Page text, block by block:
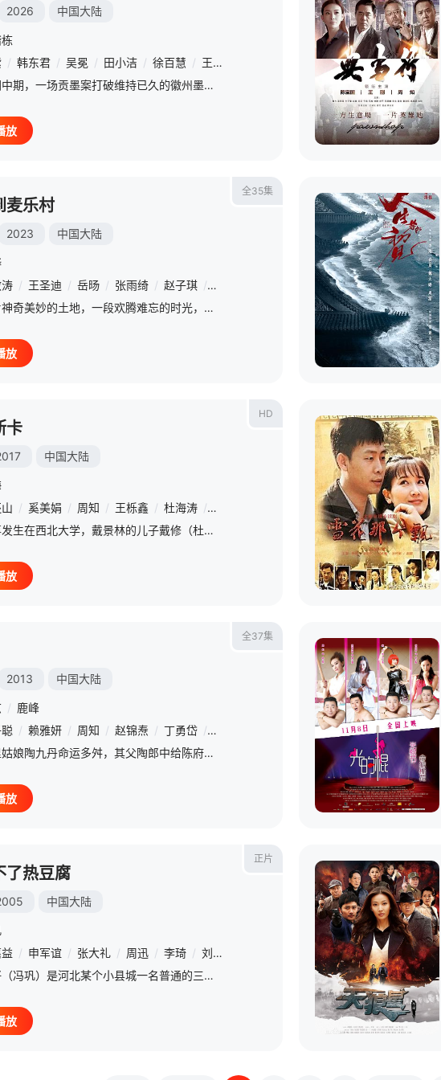
2026 中国大陆
/ 韩东君 / 吴冕 / 田小洁 / 徐百慧 / 王梓豪 李泓良 / 杨斯 / 富大龙 / 曹磊
明朝中期，一场贡墨案打破维持已久的徽州墨业格局，位居龙头多年的百年制墨世家李墨没落，李墨八房被除族。时光流转，八房幺女李祯（杨紫 饰）为解决生计毅然走上制墨之路，凭借天资和努力惊艳沉寂已久的徽州墨业，
放
全35集
麦乐村
2023 中国大陆
/ 王圣迪 / 岳旸 / 张雨绮 / 赵子琪 / 刘冠麟 托马斯·菲凯 / 刘佳 / 王梓权
一片神奇美妙的土地，一段欢腾难忘的时光，一群可亲可爱的医者，一程百感交集的成长。该剧以诙谐欢乐的风格，展现中国援外医疗队员演绎医者仁心的非凡历程;也还原一幅异国他乡中国同胞历酸甜苦辣、解生活真经的烟火
放
HD
卡
中国大陆
/ 奚美娟 / 周知 / 王栎鑫 / 杜海涛 / 张赫
故事发生在西北大学，戴景林的儿子戴修（杜海涛饰）远赴澳洲，父子关系决裂；他的学生王鹏（张赫饰）不顾劝阻，为了出国不惜剽窃老师科研成果；他的妻子沈玉芬（奚美娟饰）因他专注科研忽视家庭，对他不满；他的关门
放
全37集
2013 中国大陆
/ 鹿峰
/ 赖雅妍 / 周知 / 赵锦焘 / 丁勇岱 / 田丽
山里姑娘陶九丹命运多舛，其父陶郎中给陈府小少爷治病时，遭二房游月娥陷害，被逼嫁女冲喜，为抗婚与老伴葬身火海。九丹青梅竹马的未婚夫赵建武，为救她滚落山崖，生死不明。九丹寻找建武途中昏倒，被孙母所救并强行
放
正片
了热豆腐
中国大陆
/ 申军谊 / 张大礼 / 周迅 / 李琦 / 刘孜 周知 / 丁嘉丽 / 刘江 /
刘好（冯巩）是河北某个小县城一名普通的三轮车师傅，为人时而大大咧咧时而相当抠门，虽然生活不富裕，他还是怀抱知足常乐心态去过好每一天的日子。刘好的生命中，一共出现过三个女人。贺文兰（张澍）离开他时，给.
放